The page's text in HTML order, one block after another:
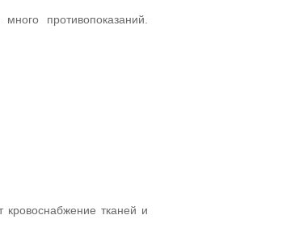
противопоказаний.
кровоснабжение тканей и